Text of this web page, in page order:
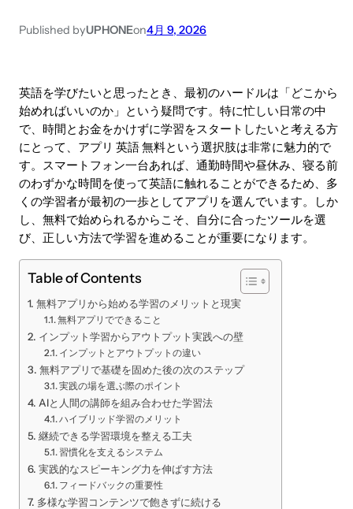
Published byUPHONEon4月 9, 2026
英語を学びたいと思ったとき、最初のハードルは「どこから
始めればいいのか」という疑問です。特に忙しい日常の中
で、時間とお金をかけずに学習をスタートしたいと考える方
にとって、アプリ 英語 無料という選択肢は非常に魅力的で
す。スマートフォン一台あれば、通勤時間や昼休み、寝る前
のわずかな時間を使って英語に触れることができるため、多
くの学習者が最初の一歩としてアプリを選んでいます。しか
し、無料で始められるからこそ、自分に合ったツールを選
び、正しい方法で学習を進めることが重要になります。
Table of Contents
無料アプリから始める学習のメリットと現実
無料アプリでできること
インプット学習からアウトプット実践への壁
インプットとアウトプットの違い
無料アプリで基礎を固めた後の次のステップ
実践の場を選ぶ際のポイント
AIと人間の講師を組み合わせた学習法
ハイブリッド学習のメリット
継続できる学習環境を整える工夫
習慣化を支えるシステム
実践的なスピーキング力を伸ばす方法
フィードバックの重要性
多様な学習コンテンツで飽きずに続ける